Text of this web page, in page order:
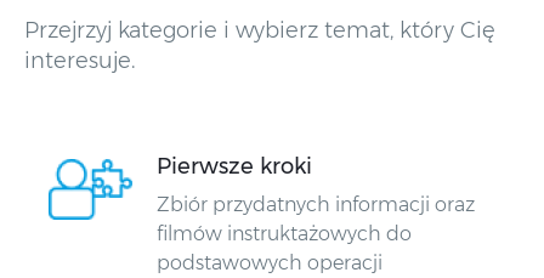
Przejrzyj kategorie i wybierz temat, który Cię
interesuje.
Pierwsze kroki
Zbiór przydatnych informacji oraz
filmów instruktażowych do
podstawowych operacji